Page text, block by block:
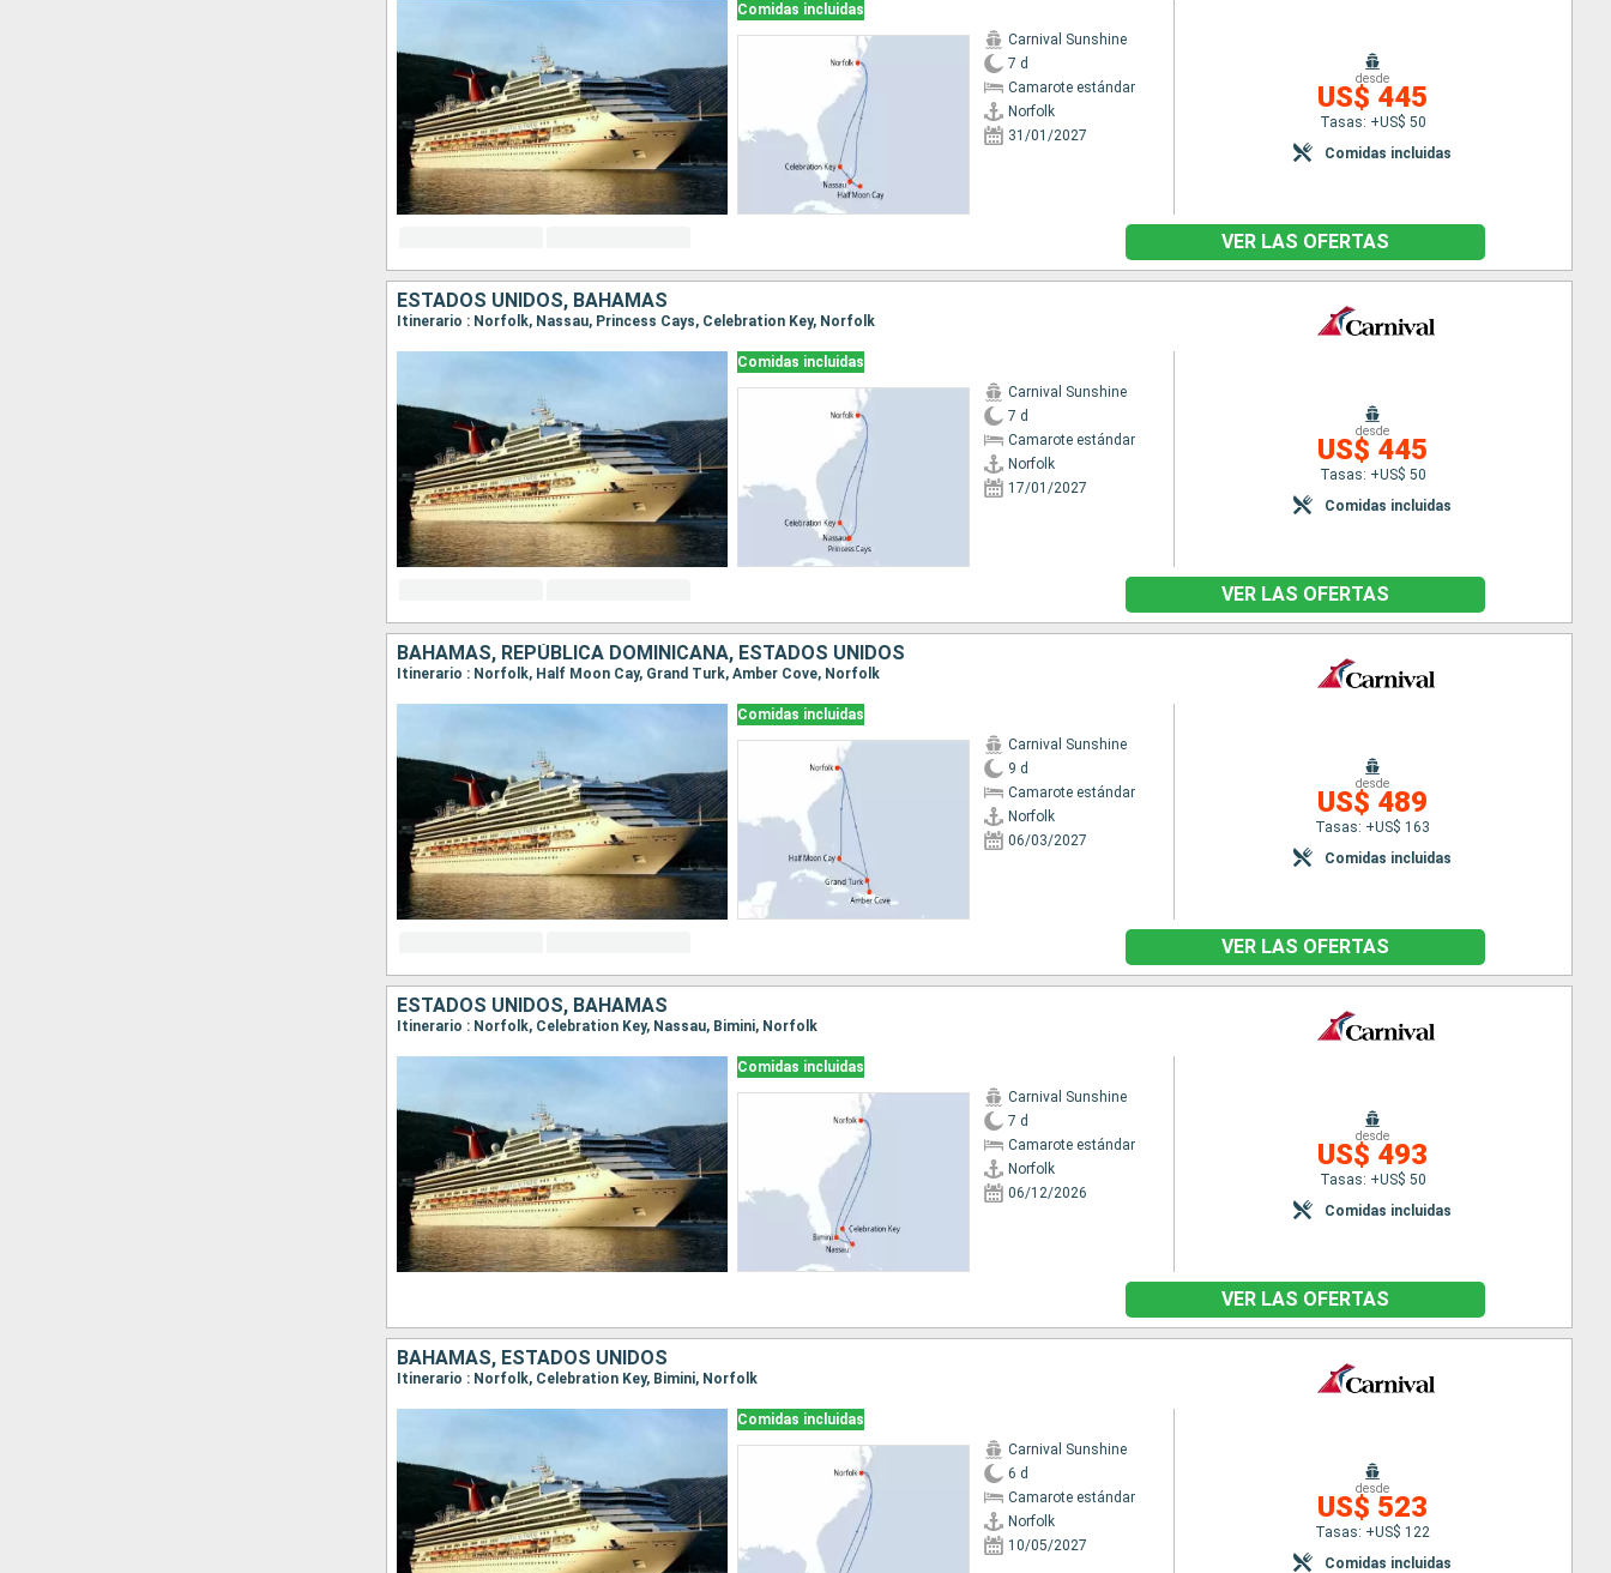
Comidas incluidas
Carnival Sunshine
7 d
Camarote estándar
Norfolk
31/01/2027
desde
US$ 445
Tasas: +US$ 50
Comidas incluidas
VER LAS OFERTAS
ESTADOS UNIDOS, BAHAMAS
Itinerario : Norfolk, Nassau, Princess Cays, Celebration Key, Norfolk
Comidas incluidas
Carnival Sunshine
7 d
Camarote estándar
Norfolk
17/01/2027
desde
US$ 445
Tasas: +US$ 50
Comidas incluidas
VER LAS OFERTAS
BAHAMAS, REPÚBLICA DOMINICANA, ESTADOS UNIDOS
Itinerario : Norfolk, Half Moon Cay, Grand Turk, Amber Cove, Norfolk
Comidas incluidas
Carnival Sunshine
9 d
Camarote estándar
Norfolk
06/03/2027
desde
US$ 489
Tasas: +US$ 163
Comidas incluidas
VER LAS OFERTAS
ESTADOS UNIDOS, BAHAMAS
Itinerario : Norfolk, Celebration Key, Nassau, Bimini, Norfolk
Comidas incluidas
Carnival Sunshine
7 d
Camarote estándar
Norfolk
06/12/2026
desde
US$ 493
Tasas: +US$ 50
Comidas incluidas
VER LAS OFERTAS
BAHAMAS, ESTADOS UNIDOS
Itinerario : Norfolk, Celebration Key, Bimini, Norfolk
Comidas incluidas
Carnival Sunshine
6 d
Camarote estándar
Norfolk
10/05/2027
desde
US$ 523
Tasas: +US$ 122
Comidas incluidas